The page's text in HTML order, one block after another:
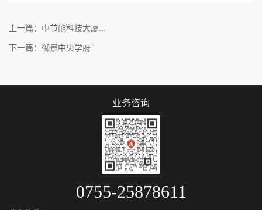
上一篇：中节能科技大厦...
下一篇：御景中央学府
业务咨询
0755-25878611